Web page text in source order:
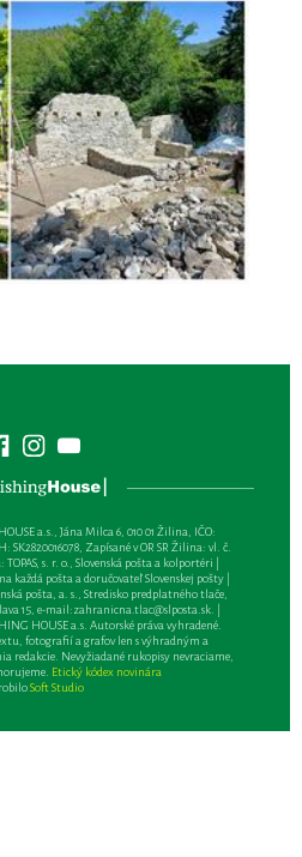
a.s., Jána Milca 6, 010 01 Žilina, IČO:
SK2820016078, Zapísané v OR SR Žilina: vl. č.
s. r. o., Slovenská pošta a kolportéri |
každá pošta a doručovateľ Slovenskej pošty |
pošta, a. s., Stredisko predplatného tlače,
15, e-mail:zahranicna.tlac@slposta.sk. |
HOUSE a.s. Autorské práva vyhradené.
fotografií a grafov len s výhradným a
redakcie. Nevyžiadané rukopisy nevraciame,
Etický kódex novinára
Soft Studio